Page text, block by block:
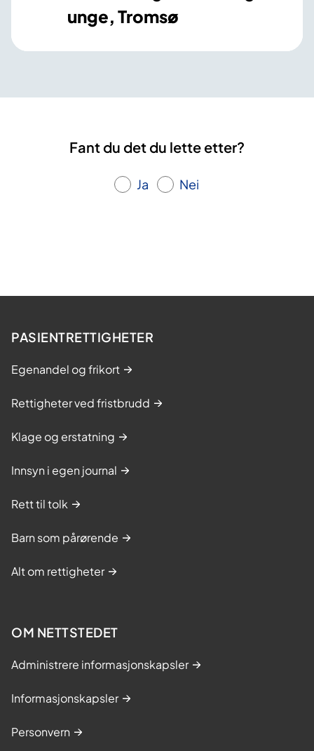
unge, Tromsø
Fant du det du lette etter?
Ja Nei
PASIENTRETTIGHETER
Egenandel og frikort
Rettigheter ved fristbrudd
Klage og erstatning
Innsyn i egen journal
Rett til tolk
Barn som pårørende
Alt om rettigheter
OM NETTSTEDET
Administrere informasjonskapsler
Informasjonskapsler
Personvern